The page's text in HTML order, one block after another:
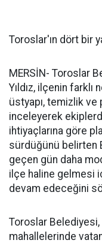
Toroslar'ın dört bir
MERSİN- Toroslar
Yıldız, ilçenin farklı
üstyapı, temizlik ve
inceleyerek
ihtiyaçlarına göre
sürdüğünü belirten
geçen gün daha
ilçe haline gelmesi
devam edeceğini
Toroslar Belediyesi,
mahallelerinde